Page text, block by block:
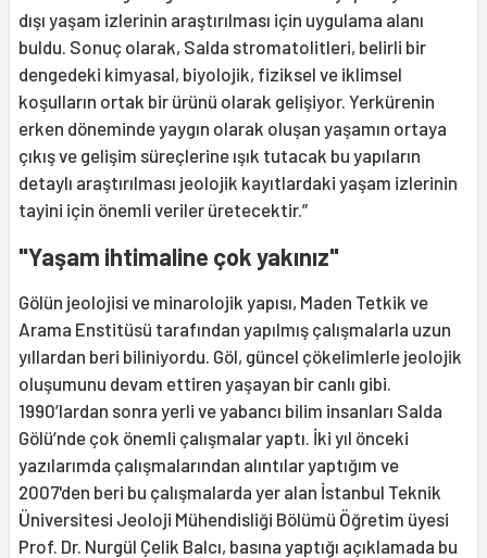
dışı yaşam izlerinin araştırılması için uygulama alanı
buldu. Sonuç olarak, Salda stromatolitleri, belirli bir
dengedeki kimyasal, biyolojik, fiziksel ve iklimsel
koşulların ortak bir ürünü olarak gelişiyor. Yerkürenin
erken döneminde yaygın olarak oluşan yaşamın ortaya
çıkış ve gelişim süreçlerine ışık tutacak bu yapıların
detaylı araştırılması jeolojik kayıtlardaki yaşam izlerinin
tayini için önemli veriler üretecektir.”
"Yaşam ihtimaline çok yakınız"
Gölün jeolojisi ve minarolojik yapısı, Maden Tetkik ve
Arama Enstitüsü tarafından yapılmış çalışmalarla uzun
yıllardan beri biliniyordu. Göl, güncel çökelimlerle jeolojik
oluşumunu devam ettiren yaşayan bir canlı gibi.
1990’lardan sonra yerli ve yabancı bilim insanları Salda
Gölü’nde çok önemli çalışmalar yaptı. İki yıl önceki
yazılarımda çalışmalarından alıntılar yaptığım ve
2007'den beri bu çalışmalarda yer alan İstanbul Teknik
Üniversitesi Jeoloji Mühendisliği Bölümü Öğretim üyesi
Prof. Dr. Nurgül Çelik Balcı, basına yaptığı açıklamada bu